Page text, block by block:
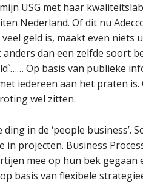
USG met haar
Nederland. Of dit nu
geld is, maakt even niets
anders dan een zelfde soort
Op basis van publieke
iedereen aan het praten is.
wel zitten.
in de ‘people business’.
in projecten. Business
mee op hun bek gegaan
op basis van flexibele